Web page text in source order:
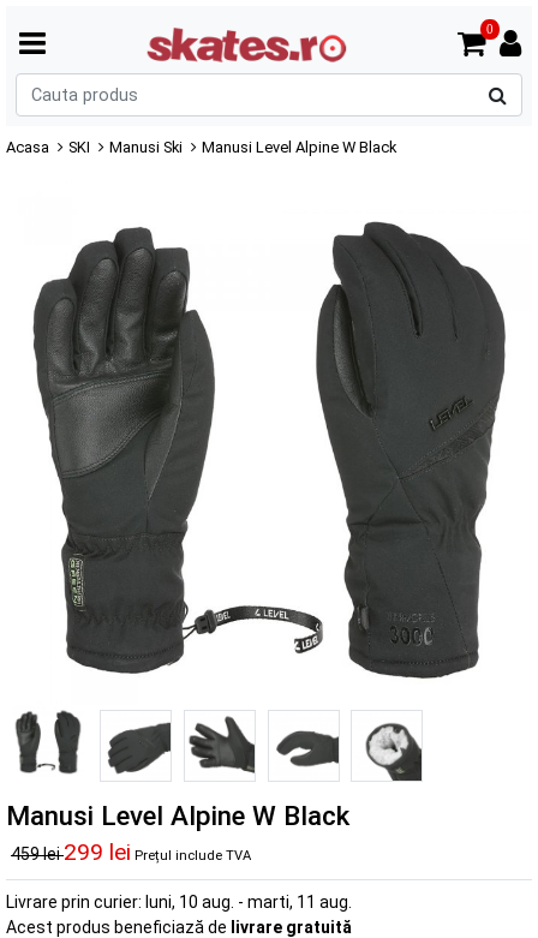
0
Acasa SKI Manusi Ski Manusi Level Alpine W Black
Manusi Level Alpine W Black
459 lei299 lei Prețul include TVA
Livrare prin curier: luni, 10 aug. - marti, 11 aug.
Acest produs beneficiază de livrare gratuită